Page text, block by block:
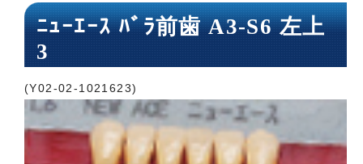
トップページ
ネット販売ページ
歯科関連機器
術野撮影キット
ﾆｭｰｴｰｽ ﾊﾞﾗ前歯 A3-S6 左上
3
(Y02-02-1021623)